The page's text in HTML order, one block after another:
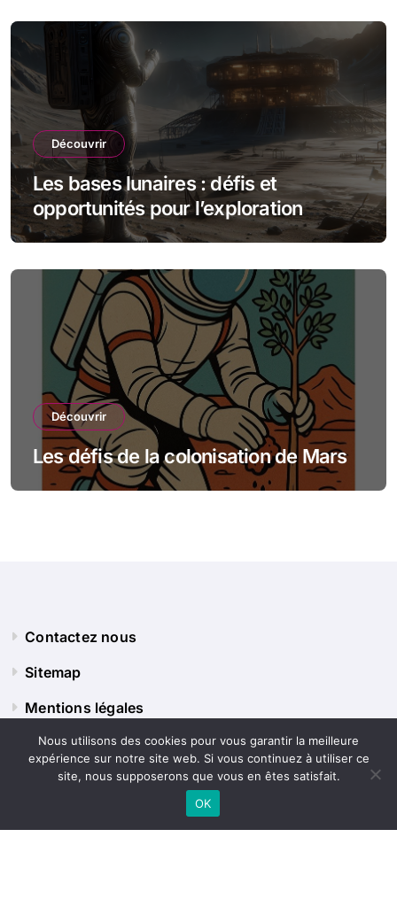
Découvrir
Les bases lunaires : défis et
opportunités pour l’exploration
spatiale
Découvrir
Les défis de la colonisation de Mars
Contactez nous
Sitemap
Mentions légales
Panorama Terre
Nous utilisons des cookies pour vous garantir la meilleure
expérience sur notre site web. Si vous continuez à utiliser ce
site, nous supposerons que vous en êtes satisfait.
OK